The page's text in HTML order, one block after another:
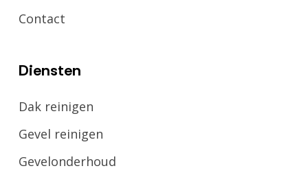
Contact
Diensten
Dak reinigen
Gevel reinigen
Gevelonderhoud